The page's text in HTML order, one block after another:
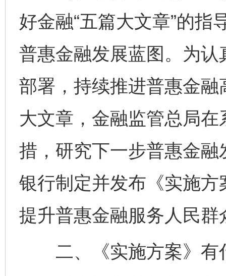
好金融“五篇大文章”的
普惠金融发展蓝图。为
部署，持续推进普惠金
大文章，金融监管总局
措，研究下一步普惠金
银行制定并发布《实施
提升普惠金融服务人民
二、《实施方案》有